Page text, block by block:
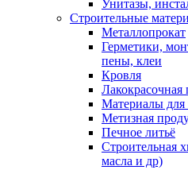
Унитазы,
Строительные
Металлопрокат
Герметики,
пены, клеи
Кровля
Лакокрасочная
Материалы для
Метизная
Печное литьё
Строительная
масла и др)